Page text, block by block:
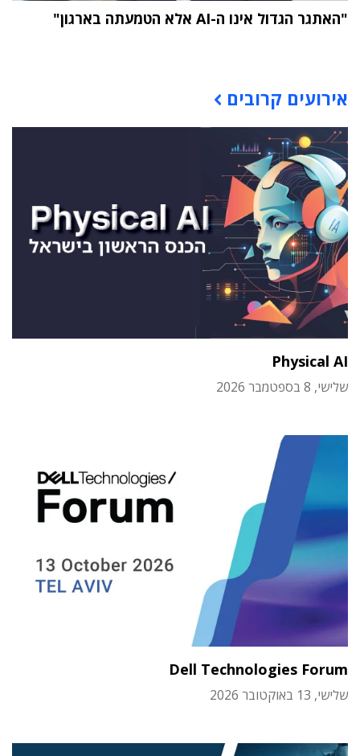
"האתגר הגדול אינו ה-AI אלא הטמעתה בארגון"
אירועים קרובים
Physical AI
שלישי, 8 בספטמבר 2026
Dell Technologies Forum
שלישי, 13 באוקטובר 2026